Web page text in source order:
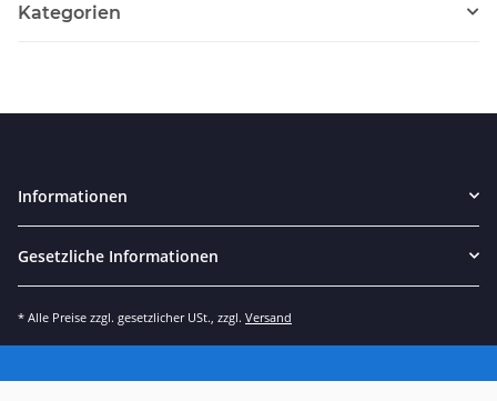
Kategorien
Informationen
Gesetzliche Informationen
* Alle Preise zzgl. gesetzlicher USt., zzgl. Versand